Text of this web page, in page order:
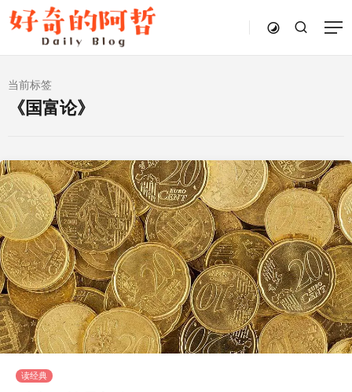
当前标签
《国富论》
读经典